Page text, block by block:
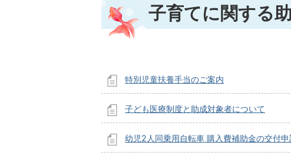
子育てに関する
特別児童扶養手当のご案内
子ども医療制度と助成対象者について
幼児2人同乗用自転車 購入費補助金の交付申